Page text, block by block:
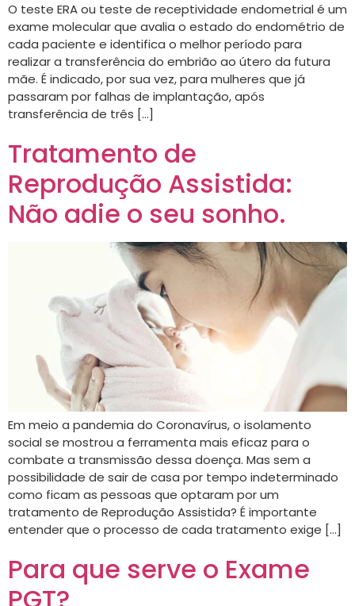
O teste ERA ou teste de receptividade endometrial é um
exame molecular que avalia o estado do endométrio de
cada paciente e identifica o melhor período para
realizar a transferência do embrião ao útero da futura
mãe. É indicado, por sua vez, para mulheres que já
passaram por falhas de implantação, após
transferência de três […]
Tratamento de
Reprodução Assistida:
Não adie o seu sonho.
Em meio a pandemia do Coronavírus, o isolamento
social se mostrou a ferramenta mais eficaz para o
combate a transmissão dessa doença. Mas sem a
possibilidade de sair de casa por tempo indeterminado
como ficam as pessoas que optaram por um
tratamento de Reprodução Assistida? É importante
entender que o processo de cada tratamento exige […]
Para que serve o Exame